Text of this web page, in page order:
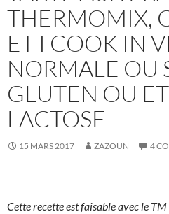
THERMOMIX,
ET I COOK IN
NORMALE OU
GLUTEN OU
LACTOSE
15 MARS 2017 ZAZOUN 4
Cette recette est faisable avec le